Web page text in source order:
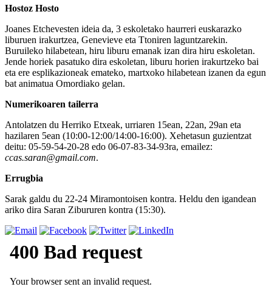
Hostoz Hosto
Joanes Etchevesten ideia da, 3 eskoletako haurreri euskarazko
liburuen irakurtzea, Genevieve eta Ttoniren laguntzarekin.
Buruileko hilabetean, hiru liburu emanak izan dira hiru eskoletan.
Jende horiek pasatuko dira eskoletan, liburu horien irakurtzeko bai
eta ere esplikazioneak emateko, martxoko hilabetean izanen da egun
bat animatua Omordiako gelan.
Numerikoaren tailerra
Antolatzen du Herriko Etxeak, urriaren 15ean, 22an, 29an eta
hazilaren 5ean (10:00-12:00/14:00-16:00). Xehetasun guzientzat
deitu: 05-59-54-20-28 edo 06-07-83-34-93ra, emailez:
ccas.saran@gmail.com.
Errugbia
Sarak galdu du 22-24 Miramontoisen kontra. Heldu den igandean
ariko dira Saran Zibururen kontra (15:30).